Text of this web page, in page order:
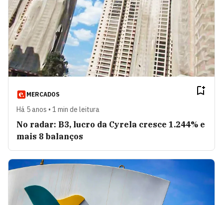
MERCADOS
Há 5 anos • 1 min de leitura
No radar: B3, lucro da Cyrela cresce 1.244% e
mais 8 balanços